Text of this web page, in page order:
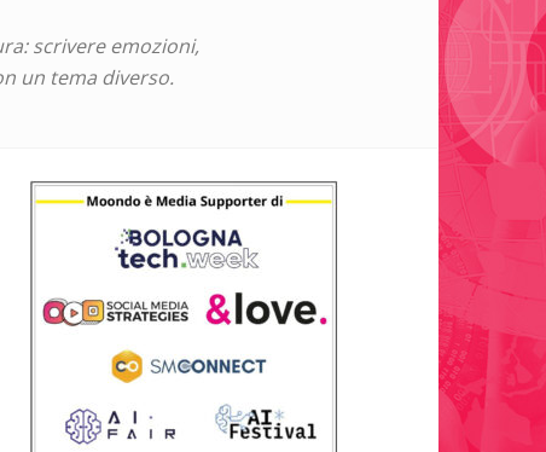
scrivere emozioni,
un tema diverso.